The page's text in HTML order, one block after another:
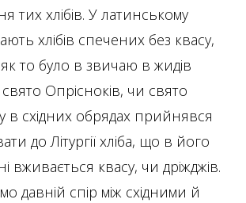
тих хлібів. У латинському
хлібів спечених без квасу,
як то було в звичаю в жидів
Опрісноків, чи свято
в східних обрядах прийнявся
до Літургії хліба, що в його
вживається квасу, чи дріжджів.
давній спір між східними й